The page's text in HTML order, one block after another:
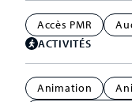
Accès PMR
ACTIVITÉS
Animation